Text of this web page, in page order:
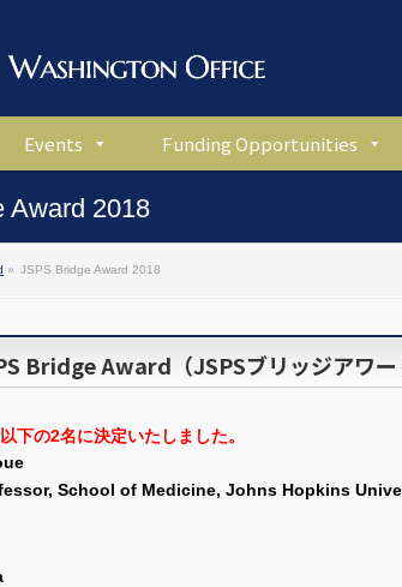
Events Funding Opportunities
Award 2018
» JSPS Bridge Award 2018
Bridge Award（JSPSブリッジアワー
下の2名に決定いたしました。
School of Medicine, Johns Hopkins